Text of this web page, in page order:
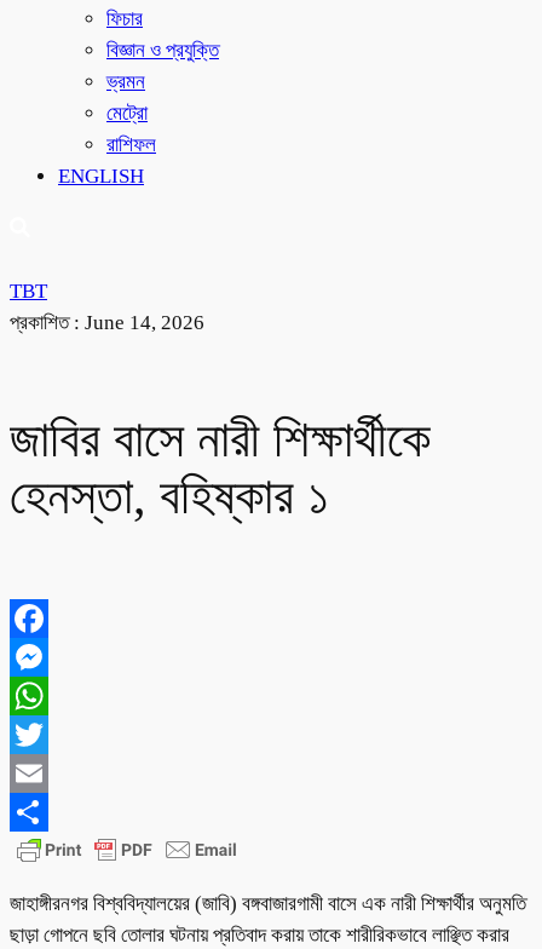
ফিচার
বিজ্ঞান ও প্রযুক্তি
ভ্রমন
মেট্রো
রাশিফল
ENGLISH
TBT
প্রকাশিত : June 14, 2026
জাবির বাসে নারী শিক্ষার্থীকে
হেনস্তা, বহিষ্কার ১
Facebook
Messenger
WhatsApp
Twitter
Email
Share
জাহাঙ্গীরনগর বিশ্ববিদ্যালয়ের (জাবি) বঙ্গবাজারগামী বাসে এক নারী শিক্ষার্থীর অনুমতি
ছাড়া গোপনে ছবি তোলার ঘটনায় প্রতিবাদ করায় তাকে শারীরিকভাবে লাঞ্ছিত করার